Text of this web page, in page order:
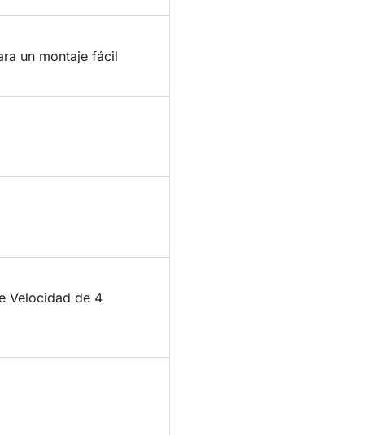
un montaje fácil
Velocidad de 4